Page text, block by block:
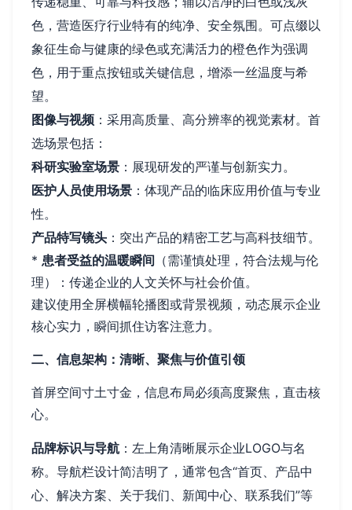
色，营造医疗行业特有的纯净、安全氛围。可点缀以
象征生命与健康的绿色或充满活力的橙色作为强调
色，用于重点按钮或关键信息，增添一丝温度与希
望。
图像与视频 ：采用高质量、高分辨率的视觉素材。首
选场景包括：
科研实验室场景 ：展现研发的严谨与创新实力。
医护人员使用场景 ：体现产品的临床应用价值与专业
性。
产品特写镜头 ：突出产品的精密工艺与高科技细节。
* 患者受益的温暖瞬间 （需谨慎处理，符合法规与伦
理）：传递企业的人文关怀与社会价值。
建议使用全屏横幅轮播图或背景视频，动态展示企业
核心实力，瞬间抓住访客注意力。
二、信息架构：清晰、聚焦与价值引领
首屏空间寸土寸金，信息布局必须高度聚焦，直击核
心。
品牌标识与导航 ：左上角清晰展示企业LOGO与名
称。导航栏设计简洁明了，通常包含“首页、产品中
心、解决方案、关于我们、新闻中心、联系我们”等